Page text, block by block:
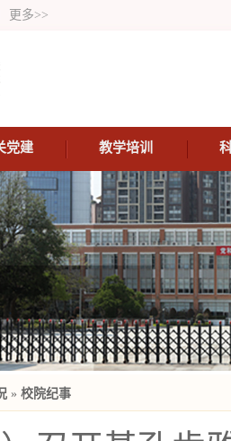
更多>>
党建 教学培训
» 校院纪事